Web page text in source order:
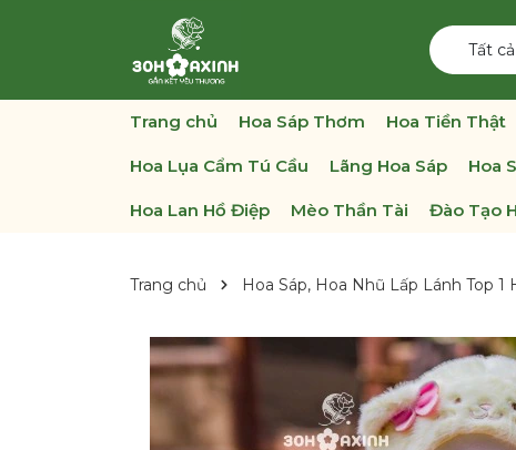
Tất cả
Trang chủ Hoa Sáp Thơm Hoa Tiền Thật
Hoa Lụa Cẩm Tú Cầu Lãng Hoa Sáp Hoa
Hoa Lan Hồ Điệp Mèo Thần Tài Đào Tạo
Trang chủ Hoa Sáp, Hoa Nhũ Lấp Lánh Top 1